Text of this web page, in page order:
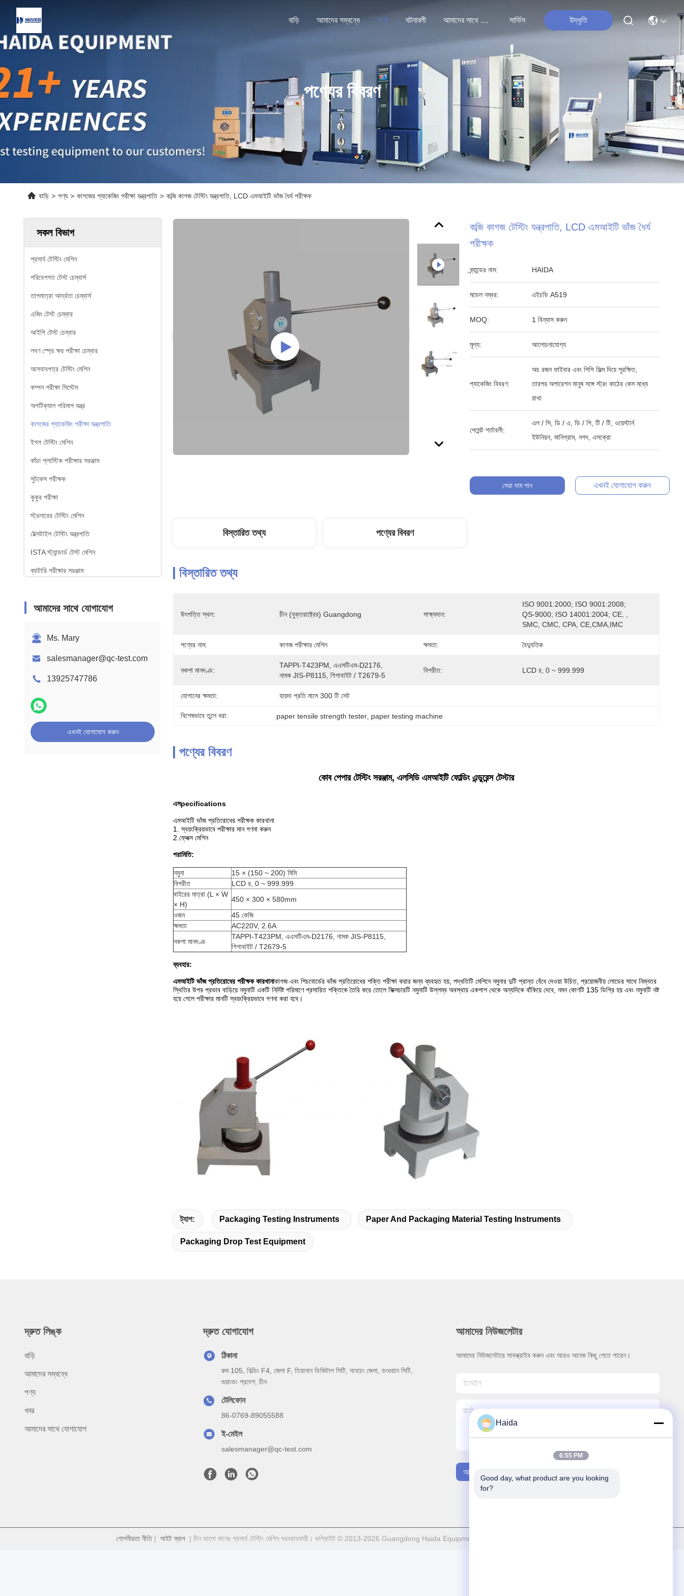
বাড়ি আমাদের সম্বন্ধে পণ্য ঘটনাবলী আমাদের সাথে যোগাযোগ সার্ভিস উদ্ধৃতি
পণ্যের বিবরণ
বাড়ি > পণ্য > কাগজের প্যাকেজিং পরীক্ষা যন্ত্রপাতি > কব্জি কাগজ টেস্টিং যন্ত্রপাতি, LCD এমআইটি ভাঁজ ধৈর্য পরীক্ষক
সকল বিভাগ
প্রসার্য টেস্টিং মেশিন
পরিবেশগত টেস্ট চেম্বার্স
তাপমাত্রা আর্দ্রতা চেম্বার্স
এজিং টেস্ট চেম্বার
আইপি টেস্ট চেম্বার
লবণ স্প্রে ক্ষয় পরীক্ষা চেম্বার
আসবাবপত্র টেস্টিং মেশিন
কম্পন পরীক্ষা সিস্টেম
অপটিক্যাল পরিমাপ যন্ত্র
কাগজের প্যাকেজিং পরীক্ষা যন্ত্রপাতি
ইগল টেস্টিং মেশিন
কাঁচা প্লাস্টিক পরীক্ষার সরঞ্জাম
সুটকেস পরীক্ষক
কুকুর পরীক্ষা
স্ট্রলারের টেস্টিং মেশিন
টেক্সটাইল টেস্টিং যন্ত্রপাতি
ISTA স্ট্যান্ডার্ড টেস্ট মেশিন
ব্যাটারি পরীক্ষার সরঞ্জাম
জ্বলনযোগ্যতা পরীক্ষার সরঞ্জাম
আমাদের সাথে যোগাযোগ
Ms. Mary
salesmanager@qc-test.com
13925747786
এখনই যোগাযোগ করুন
কব্জি কাগজ টেস্টিং যন্ত্রপাতি, LCD এমআইটি ভাঁজ ধৈর্য
পরীক্ষক
ব্র্যান্ডের নাম: HAIDA
মডেল নম্বর: এইচডি A519
MOQ: 1 বিন্যাস করুন
মূল্য: আলোচনাযোগ্য
প্যাকেজিং বিবরণ:
অচ রজন ফাইবার এবং পিপি ফিল্ম দিয়ে সুরক্ষিত,
তারপর অপারেশন মানুষ সঙ্গে স্ট্রং কাঠের কেস মধ্যে
রাখা
পেমেন্ট শর্তাবলী:
এল / সি, ডি / এ, ডি / পি, টি / টি, ওয়েস্টার্ন
ইউনিয়ন, মানিগ্রাম, নগদ, এসক্রো
সেরা দাম পান এখনই যোগাযোগ করুন
বিস্তারিত তথ্য পণ্যের বিবরণ
বিস্তারিত তথ্য
উৎপত্তি স্থল: চীন (যুক্তরাষ্ট্রের) Guangdong সাক্ষ্যদান:
ISO 9001:2000; ISO 9001:2008;
QS-9000; ISO 14001:2004; CE, ,
SMC, CMC, CPA, CE,CMA,IMC
পণ্যের নাম: কাগজ পরীক্ষার মেশিন ক্ষমতা: বৈদ্যুতিক
নকশা মানদণ্ড:
TAPPI-T423PM, এএসটিএম-D2176,
নামক JIS-P8115, গিগাবাইট / T2679-5
বিপরীত: LCD র, 0 ~ 999.999
যোগানের ক্ষমতা: হায়দা প্রতি মাসে 300 টি সেট
বিশেষভাবে তুলে ধরা: paper tensile strength tester paper testing machine
পণ্যের বিবরণ
কোব পেপার টেস্টিং সরঞ্জাম, এলসিডি এমআইটি ফোল্ডিং এন্ডুরেন্স টেস্টার
এসpecifications
এমআইটি ভাঁজ প্রতিরোধের পরীক্ষক কারখানা
1. স্বয়ংক্রিয়ভাবে পরীক্ষার মান গণনা করুন
2.ফ্লেক্স মেশিন
পরামিতি:
নমুনা
15 × (150 ~ 200) মিমি
বিপরীত
LCD র, 0 ~ 999.999
বাইরের মাত্রা (L × W
× H)
450 × 300 × 580mm
ওজন
45 কেজি
ক্ষমতা
AC220V, 2.6A
নকশা মানদণ্ড
TAPPI-T423PM, এএসটিএম-D2176, নামক JIS-P8115,
গিগাবাইট / T2679-5
ব্যবহার:
এমআইটি ভাঁজ প্রতিরোধের পরীক্ষক কারখানাকাগজ এবং পিচবোর্ডের ভাঁজ প্রতিরোধের শক্তি পরীক্ষা করার জন্য ব্যবহৃত হয়, পদ্ধতিটি মেশিনে নমুনার দুটি প্রান্ত বেঁধে দেওয়া উচিত, প্রয়োজনীয় লোডের সাথে নিম্নতর
স্থিতির উপর প্রভাব বাড়িয়ে নমুনাটি একটি নির্দিষ্ট পরিমাণে প্রসারিত শক্তিকে তৈরি করে তোলে ফিক্সচারটি নমুনাটি উল্লম্ব অবস্থায় একপাশ থেকে অন্যদিকে বাঁকিয়ে দেবে, নমন কোণটি 135 ডিগ্রি হয় এবং নমুনাটি নষ্ট
হয়ে গেলে পরীক্ষার মানটি স্বয়ংক্রিয়ভাবে গণনা করা হবে।
ট্যাগ: Packaging Testing Instruments Paper And Packaging Material Testing Instruments
Packaging Drop Test Equipment
দ্রুত লিঙ্ক
বাড়ি
আমাদের সম্বন্ধে
পণ্য
খবর
আমাদের সাথে যোগাযোগ
দ্রুত যোগাযোগ
ঠিকানা
রুম 105, বিল্ডিং F4, জেলা F, তিয়ানান ডিজিটাল সিটি, নানচেং জেলা, ডংগুয়ান সিটি,
গুয়াংডং প্রদেশ, চীন
টেলিফোন
86-0769-89055588
ই-মেইল
salesmanager@qc-test.com
আমাদের নিউজলেটার
আমাদের নিউজলেটারে সাবস্ক্রাইব করুন এবং আরও অনেক কিছু পেতে পারেন।
আমাদের সাথে যোগাযোগ
গোপনীয়তা নীতি| সাইট ম্যাপ| চীন ভালো মানের প্রসার্য টেস্টিং মেশিন সরবরাহকারী। কপিরাইট © 2013-2026 Guangdong Haida Equipment Co., Ltd. সমস্ত অধিকার সংরক্ষিত।
Haida
6:55 PM
Good day, what product are you looking
for?